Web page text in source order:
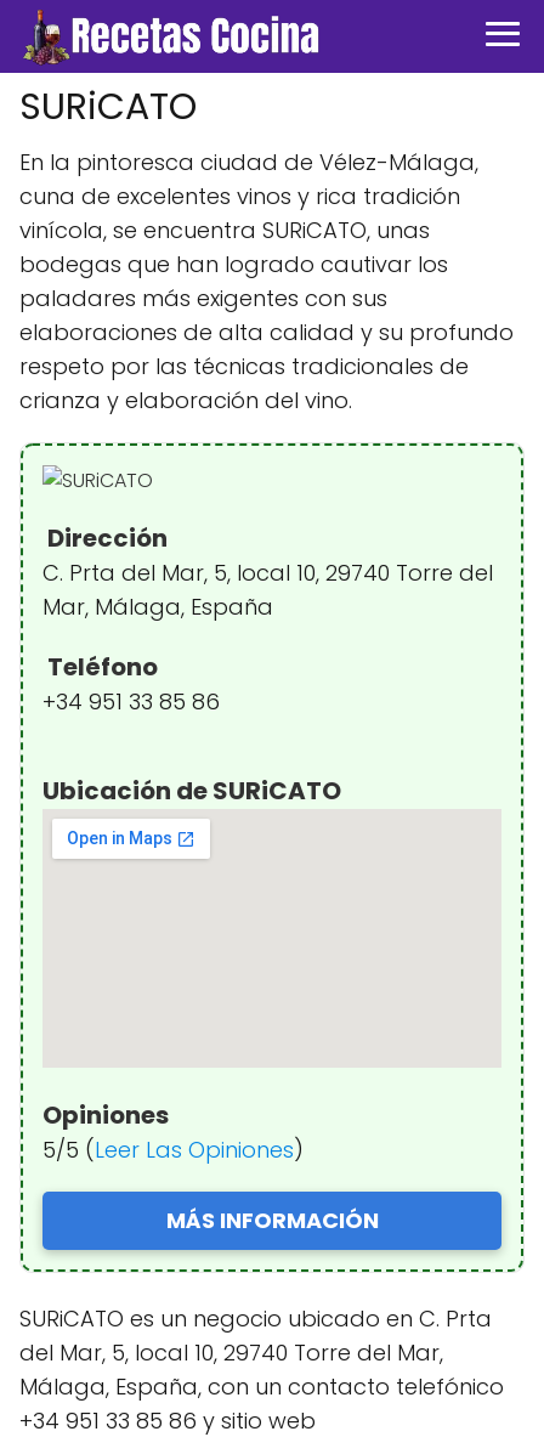
SURiCATO
En la pintoresca ciudad de Vélez-Málaga,
cuna de excelentes vinos y rica tradición
vinícola, se encuentra SURiCATO, unas
bodegas que han logrado cautivar los
paladares más exigentes con sus
elaboraciones de alta calidad y su profundo
respeto por las técnicas tradicionales de
crianza y elaboración del vino.
Dirección
C. Prta del Mar, 5, local 10, 29740 Torre del
Mar, Málaga, España
Teléfono
+34 951 33 85 86
Ubicación de SURiCATO
Opiniones
5/5 (Leer Las Opiniones)
MÁS INFORMACIÓN
SURiCATO es un negocio ubicado en C. Prta
del Mar, 5, local 10, 29740 Torre del Mar,
Málaga, España, con un contacto telefónico
+34 951 33 85 86 y sitio web